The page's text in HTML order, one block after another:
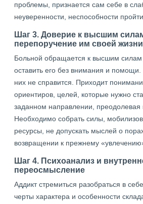
проблемы, признается сам себе в
неуверенности, неспособности
Шаг 3. Доверие к высшим
перепоручение им своей жизни
Больной обращается к высшим силам
оставить его без внимания и помощи.
них не справится. Приходит
ориентиров, целей, которые нужно
заданном направлении, преодолевая
Необходимо собрать силы,
ресурсы, не допускать мыслей о
возвращении к прежнему
Шаг 4. Психоанализ и
переосмысление
Аддикт стремиться разобраться в
черты характера и особенности